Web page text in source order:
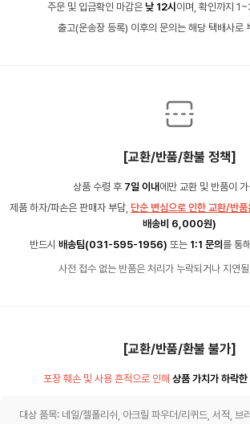
주문 및 입금확인 마감은 낮 12시 이며, 확인까지
출고(운송장 등록) 이후의 문의는 해당 택배사로
[교환/반품/환불 정책]
상품 수령 후 7일 이내 에만 교환 및 반품이
제품 하자/파손은 판매자 부담, 단순 변심으로 인한 교환/반품
배송비 6,000원)
반드시 배송팀(031-595-1956) 또는 1:1 문의 를 통
사전 접수 없는 반품은 처리가 누락되거나 지연
[교환/반품/환불 불가]
포장 훼손 및 사용 흔적으로 인해 상품 가치가 하락한
대상 품목: 네일/젤폴리쉬, 아크릴 파우더/리퀴드, 서적, 브